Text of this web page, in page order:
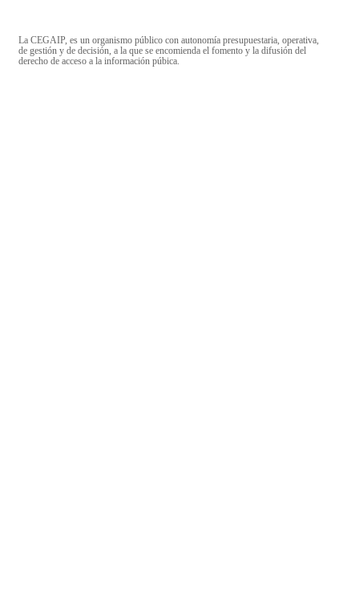
La CEGAIP, es un organismo público con autonomía presupuestaria, operativa,
de gestión y de decisión, a la que se encomienda el fomento y la difusión del
derecho de acceso a la información púbica.